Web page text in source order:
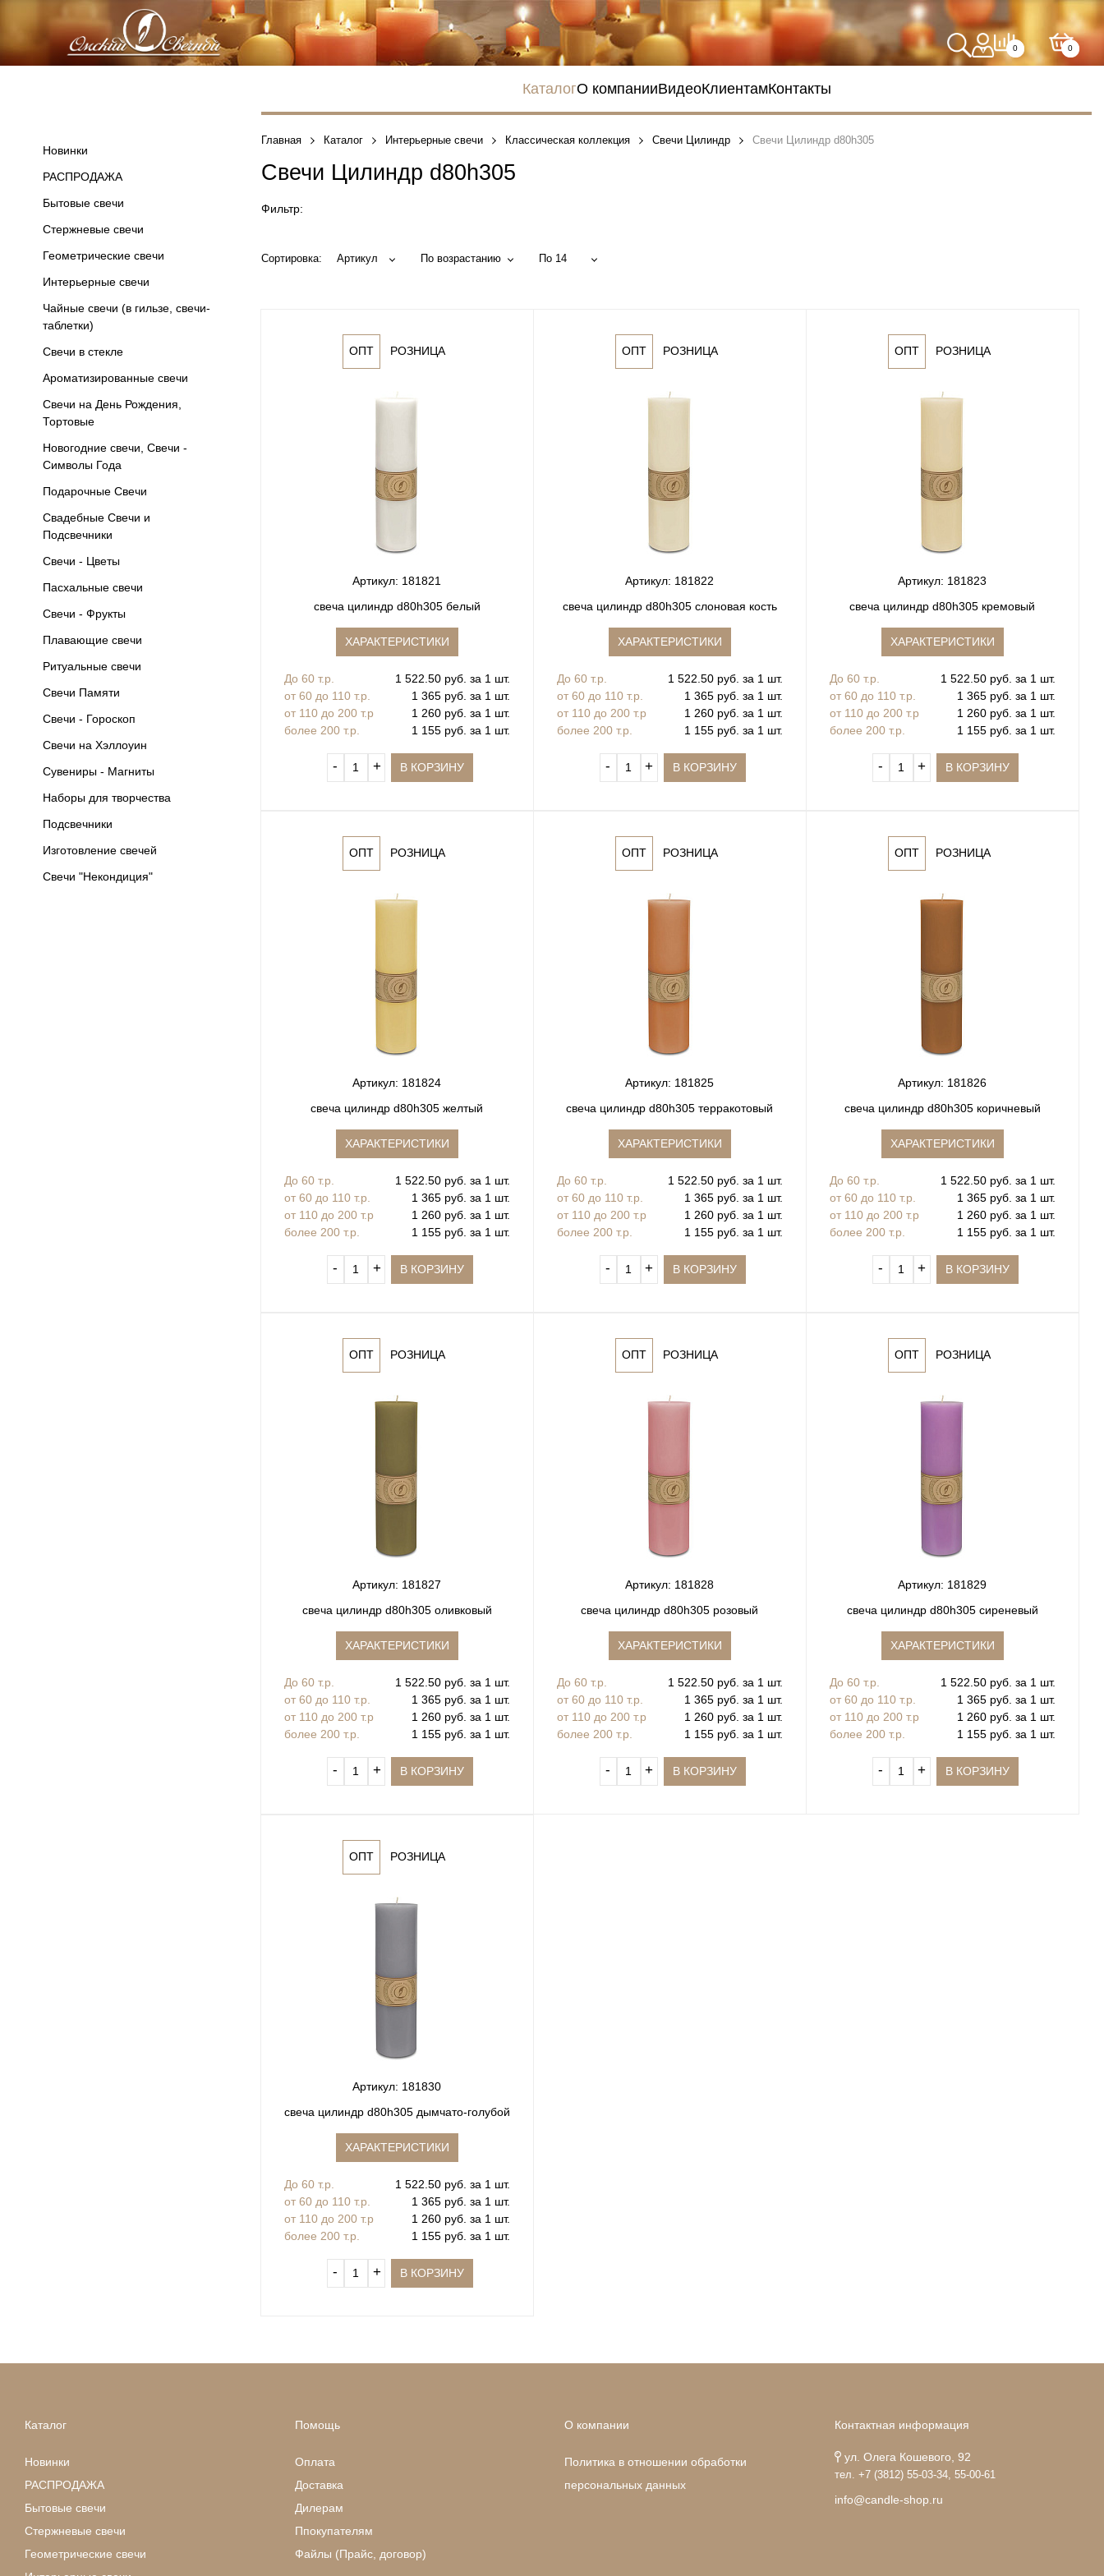
0 0
КаталогО компанииВидеоКлиентамКонтакты
Новинки
РАСПРОДАЖА
Бытовые свечи
Стержневые свечи
Геометрические свечи
Интерьерные свечи
Чайные свечи (в гильзе, свечи-
таблетки)
Свечи в стекле
Ароматизированные свечи
Свечи на День Рождения,
Тортовые
Новогодние свечи, Свечи -
Символы Года
Подарочные Свечи
Свадебные Свечи и
Подсвечники
Свечи - Цветы
Пасхальные свечи
Свечи - Фрукты
Плавающие свечи
Ритуальные свечи
Свечи Памяти
Свечи - Гороскоп
Свечи на Хэллоуин
Сувениры - Магниты
Наборы для творчества
Подсвечники
Изготовление свечей
Свечи "Некондиция"
Главная Каталог Интерьерные свечи Классическая коллекция Свечи Цилиндр Свечи Цилиндр d80h305
Свечи Цилиндр d80h305
Фильтр:
Сортировка: Артикул По возрастанию По 14
ОПТ РОЗНИЦА
Артикул: 181821
свеча цилиндр d80h305 белый
ХАРАКТЕРИСТИКИ
До 60 т.р.
1 522.50 руб. за 1 шт.
от 60 до 110 т.р.
1 365 руб. за 1 шт.
от 110 до 200 т.р
1 260 руб. за 1 шт.
более 200 т.р.
1 155 руб. за 1 шт.
‐ + В КОРЗИНУ
ОПТ РОЗНИЦА
Артикул: 181822
свеча цилиндр d80h305 слоновая кость
ХАРАКТЕРИСТИКИ
До 60 т.р.
1 522.50 руб. за 1 шт.
от 60 до 110 т.р.
1 365 руб. за 1 шт.
от 110 до 200 т.р
1 260 руб. за 1 шт.
более 200 т.р.
1 155 руб. за 1 шт.
‐ + В КОРЗИНУ
ОПТ РОЗНИЦА
Артикул: 181823
свеча цилиндр d80h305 кремовый
ХАРАКТЕРИСТИКИ
До 60 т.р.
1 522.50 руб. за 1 шт.
от 60 до 110 т.р.
1 365 руб. за 1 шт.
от 110 до 200 т.р
1 260 руб. за 1 шт.
более 200 т.р.
1 155 руб. за 1 шт.
‐ + В КОРЗИНУ
ОПТ РОЗНИЦА
Артикул: 181824
свеча цилиндр d80h305 желтый
ХАРАКТЕРИСТИКИ
До 60 т.р.
1 522.50 руб. за 1 шт.
от 60 до 110 т.р.
1 365 руб. за 1 шт.
от 110 до 200 т.р
1 260 руб. за 1 шт.
более 200 т.р.
1 155 руб. за 1 шт.
‐ + В КОРЗИНУ
ОПТ РОЗНИЦА
Артикул: 181825
свеча цилиндр d80h305 терракотовый
ХАРАКТЕРИСТИКИ
До 60 т.р.
1 522.50 руб. за 1 шт.
от 60 до 110 т.р.
1 365 руб. за 1 шт.
от 110 до 200 т.р
1 260 руб. за 1 шт.
более 200 т.р.
1 155 руб. за 1 шт.
‐ + В КОРЗИНУ
ОПТ РОЗНИЦА
Артикул: 181826
свеча цилиндр d80h305 коричневый
ХАРАКТЕРИСТИКИ
До 60 т.р.
1 522.50 руб. за 1 шт.
от 60 до 110 т.р.
1 365 руб. за 1 шт.
от 110 до 200 т.р
1 260 руб. за 1 шт.
более 200 т.р.
1 155 руб. за 1 шт.
‐ + В КОРЗИНУ
ОПТ РОЗНИЦА
Артикул: 181827
свеча цилиндр d80h305 оливковый
ХАРАКТЕРИСТИКИ
До 60 т.р.
1 522.50 руб. за 1 шт.
от 60 до 110 т.р.
1 365 руб. за 1 шт.
от 110 до 200 т.р
1 260 руб. за 1 шт.
более 200 т.р.
1 155 руб. за 1 шт.
‐ + В КОРЗИНУ
ОПТ РОЗНИЦА
Артикул: 181828
свеча цилиндр d80h305 розовый
ХАРАКТЕРИСТИКИ
До 60 т.р.
1 522.50 руб. за 1 шт.
от 60 до 110 т.р.
1 365 руб. за 1 шт.
от 110 до 200 т.р
1 260 руб. за 1 шт.
более 200 т.р.
1 155 руб. за 1 шт.
‐ + В КОРЗИНУ
ОПТ РОЗНИЦА
Артикул: 181829
свеча цилиндр d80h305 сиреневый
ХАРАКТЕРИСТИКИ
До 60 т.р.
1 522.50 руб. за 1 шт.
от 60 до 110 т.р.
1 365 руб. за 1 шт.
от 110 до 200 т.р
1 260 руб. за 1 шт.
более 200 т.р.
1 155 руб. за 1 шт.
‐ + В КОРЗИНУ
ОПТ РОЗНИЦА
Артикул: 181830
свеча цилиндр d80h305 дымчато-голубой
ХАРАКТЕРИСТИКИ
До 60 т.р.
1 522.50 руб. за 1 шт.
от 60 до 110 т.р.
1 365 руб. за 1 шт.
от 110 до 200 т.р
1 260 руб. за 1 шт.
более 200 т.р.
1 155 руб. за 1 шт.
‐ + В КОРЗИНУ
Каталог
Новинки
РАСПРОДАЖА
Бытовые свечи
Стержневые свечи
Геометрические свечи
Помощь
Оплата
Доставка
Дилерам
Ппокупателям
Файлы (Прайс, договор)
О компании
Политика в отношении обработки
персональных данных
Контактная информация
ул. Олега Кошевого, 92
тел. +7 (3812) 55-03-34, 55-00-61
info@candle-shop.ru